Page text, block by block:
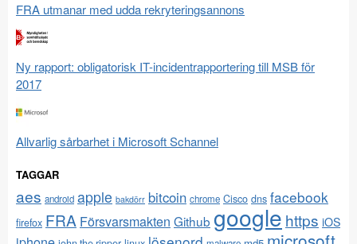
FRA utmanar med udda rekryteringsannons
Ny rapport: obligatorisk IT-incidentrapportering till MSB för
2017
Allvarlig sårbarhet i Microsoft Schannel
TAGGAR
aes android apple bakdörr bitcoin chrome Cisco dns facebook
firefox FRA Försvarsmakten Github google https iOS